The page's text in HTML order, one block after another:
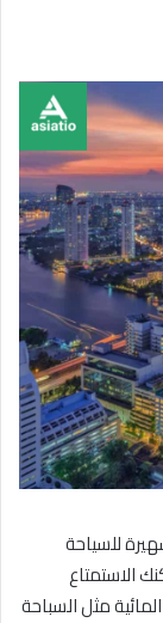
للسياحة
الاستمتاع
مثل السباحة